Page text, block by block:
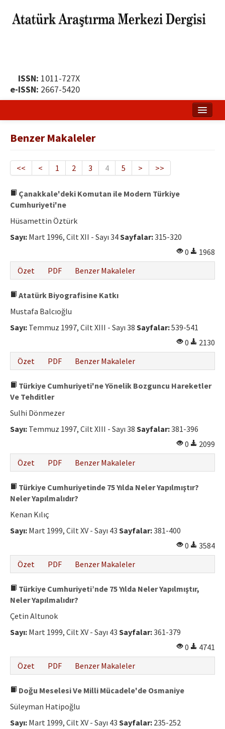
ISSN: 1011-727X
e-ISSN: 2667-5420
Yayın Politikası
Yayın İlkeleri
Hakem Rehberi
Benzer Makaleler
<< < 1 2 3 4 5 > >>
Çanakkale'deki Komutan ile Modern Türkiye
Cumhuriyeti'ne
Hüsamettin Öztürk
Sayı: Mart 1996, Cilt XII - Sayı 34Sayfalar:315-320
0
1968
Özet
PDF Benzer Makaleler
Atatürk Biyografisine Katkı
Mustafa Balcıoğlu
Sayı: Temmuz 1997, Cilt XIII - Sayı 38 Sayfalar:539-541
0
2130
Özet
PDF Benzer Makaleler
Türkiye Cumhuriyeti'ne Yönelik Bozguncu Hareketler
Ve Tehditler
Sulhi Dönmezer
Sayı: Temmuz 1997, Cilt XIII - Sayı 38 Sayfalar:381-396
0
2099
Özet
PDF Benzer Makaleler
Türkiye Cumhuriyetinde 75 Yılda Neler Yapılmıştır?
Neler Yapılmalıdır?
Kenan Kılıç
Sayı: Mart 1999, Cilt XV - Sayı 43 Sayfalar:381-400
0
3584
Özet
PDF Benzer Makaleler
Türkiye Cumhuriyeti’nde 75 Yılda Neler Yapılmıştır,
Neler Yapılmalıdır?
Çetin Altunok
Sayı: Mart 1999, Cilt XV - Sayı 43 Sayfalar:361-379
0
4741
Özet
PDF Benzer Makaleler
Doğu Meselesi Ve Milli Mücadele'de Osmaniye
Süleyman Hatipoğlu
Sayı: Mart 1999, Cilt XV - Sayı 43 Sayfalar: 235-252